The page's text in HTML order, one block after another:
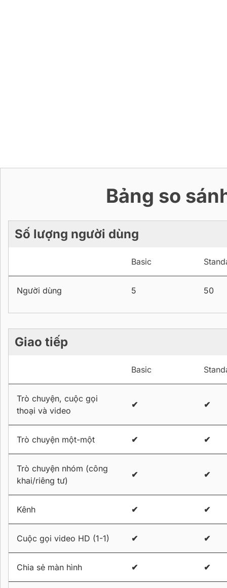
Bảng so
Số lượng người dùng
Basic
Người dùng 5 50
Giao tiếp
Basic
Trò chuyện, cuộc gọi
thoại và video
✔ ✔
Trò chuyện một-một ✔ ✔
Trò chuyện nhóm (công
khai/riêng tư)
✔ ✔
Kênh ✔ ✔
Cuộc gọi video HD (1-1) ✔ ✔
Chia sẻ màn hình ✔ ✔